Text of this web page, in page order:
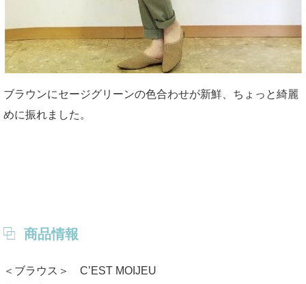
ブラウンにセージグリーンの色合わせが新鮮、ちょっと綺麗
めに振れました。
商品情報
＜ブラウス＞ C’EST MOIJEU